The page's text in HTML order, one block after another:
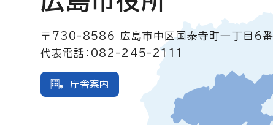
〒730-8586
広島市中区国泰寺町一丁目6
代表電話：082-245-2111
庁舎案内